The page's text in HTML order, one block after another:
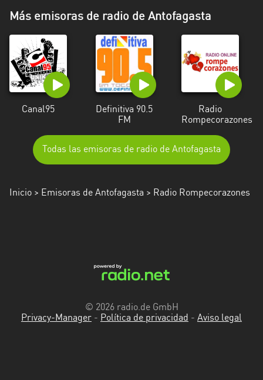
Más emisoras de radio de Antofagasta
Canal95
Definitiva 90.5
FM
Radio
Rompecorazones
Todas las emisoras de radio de Antofagasta
Inicio > Emisoras de Antofagasta > Radio Rompecorazones
© 2026 radio.de GmbH
Privacy-Manager - Política de privacidad - Aviso legal